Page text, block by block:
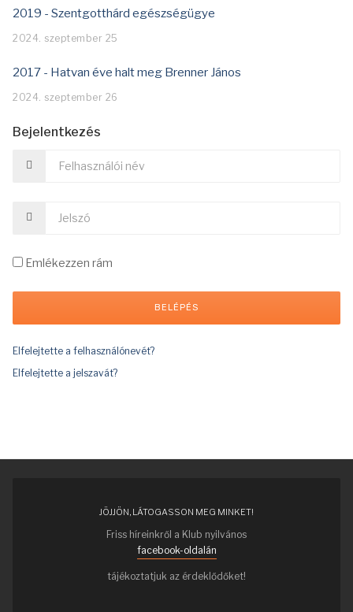
2019 - Szentgotthárd egészségügye
2024. szeptember 25
2017 - Hatvan éve halt meg Brenner János
2024. szeptember 26
Bejelentkezés
Emlékezzen rám
Elfelejtette a felhasználónevét?
Elfelejtette a jelszavát?
JÖJJÖN, LÁTOGASSON MEG MINKET!
Friss híreinkről a Klub nyilvános
facebook-oldalán
tájékoztatjuk az érdeklődőket!